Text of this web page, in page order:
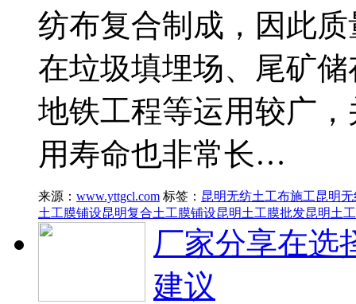
纺布复合制成，因此
在垃圾填埋场、尾矿
地铁工程等运用较广
用寿命也非常长…
来源： www.yttgcl.com 标签： 昆明无纺土工布施工昆明
土工膜铺设昆明复合土工膜铺设昆明土工膜批发昆明土
厂家分享在选
建议